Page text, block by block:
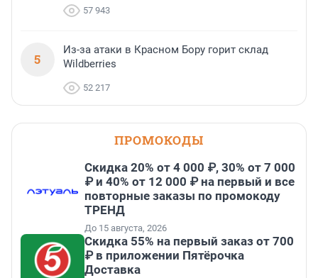
57 943
5
Из-за атаки в Красном Бору горит склад
Wildberries
52 217
ПРОМОКОДЫ
Скидка 20% от 4 000 ₽, 30% от 7 000
₽ и 40% от 12 000 ₽ на первый и все
повторные заказы по промокоду
ТРЕНД
До 15 августа, 2026
Скидка 55% на первый заказ от 700
₽ в приложении Пятёрочка
Доставка